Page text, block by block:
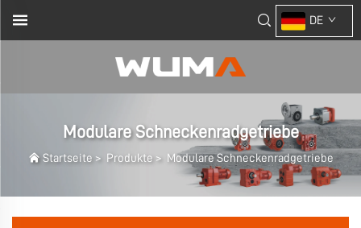
DE
Modulare Schneckenradgetriebe
Startseite > Produkte> Modulare Schneckenradgetriebe